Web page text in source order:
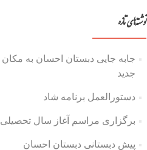
نوشته‌های تازه
جابه جایی دبستان احسان به مکان
جدید
دستورالعمل برنامه شاد
برگزاری مراسم آغاز سال تحصیلی
پیش دبستانی دبستان احسان